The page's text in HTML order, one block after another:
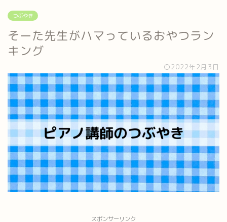
つぶやき
そーた先生がハマっているおやつラン
キング
2022年2月3日
スポンサーリンク